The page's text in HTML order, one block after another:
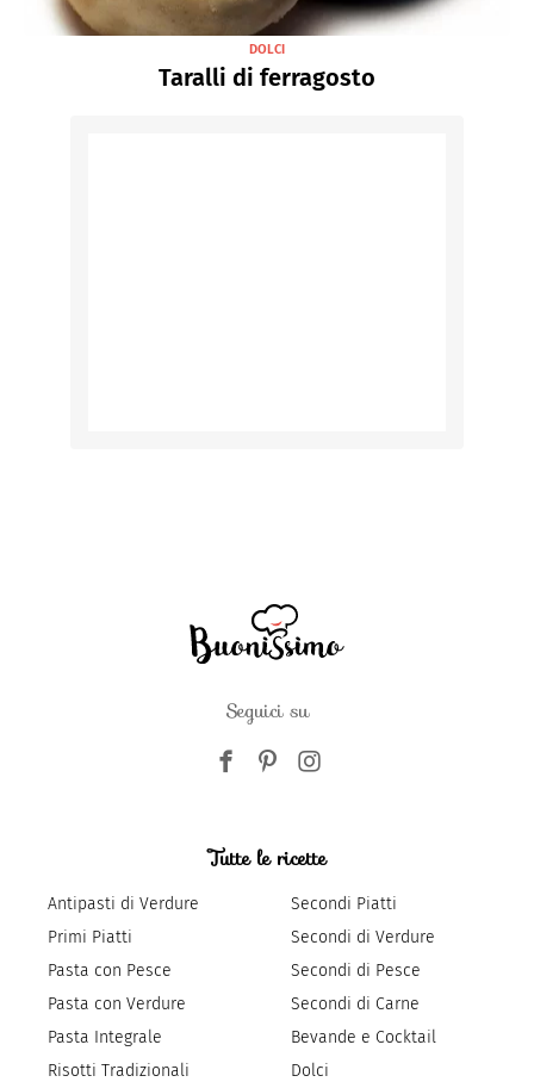
DOLCI
Taralli di ferragosto
Seguici su
Tutte le ricette
Antipasti di Verdure
Primi Piatti
Pasta con Pesce
Pasta con Verdure
Pasta Integrale
Risotti Tradizionali
Secondi Piatti
Secondi di Verdure
Secondi di Pesce
Secondi di Carne
Bevande e Cocktail
Dolci